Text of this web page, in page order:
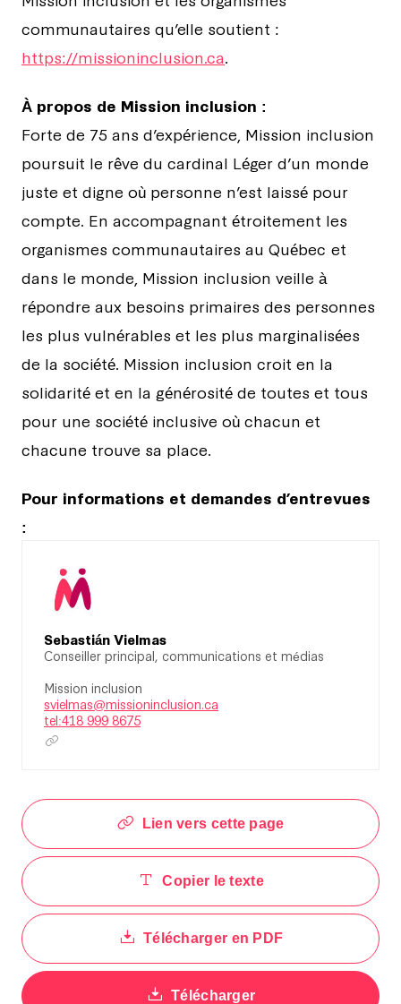
communautaires qu’elle soutient :
https://missioninclusion.ca
À propos de Mission inclusion :
Forte de 75 ans d’expérience, Mission inclusion
poursuit le rêve du cardinal Léger d’un monde
juste et digne où personne n’est laissé pour
compte. En accompagnant étroitement les
organismes communautaires au Québec et
dans le monde, Mission inclusion veille à
répondre aux besoins primaires des personnes
les plus vulnérables et les plus marginalisées
de la société. Mission inclusion croit en la
solidarité et en la générosité de toutes et tous
pour une société inclusive où chacun et
chacune trouve sa place.
Pour informations et demandes d’entrevues
:
Sebastián Vielmas
Conseiller principal, communications et médias
Mission inclusion
svielmas@missioninclusion.ca
tel:418 999 8675
Lien vers cette page
Copier le texte
Télécharger en PDF
Télécharger